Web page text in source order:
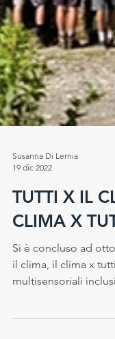
19 dic 2022
TUTTI X IL
CLIMA X
Si è concluso ad